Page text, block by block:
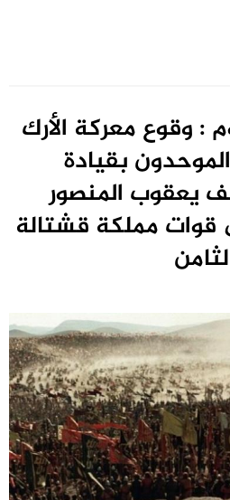
: وقوع معركة الأرك
بقيادة
يعقوب المنصور
قوات مملكة قشتالة